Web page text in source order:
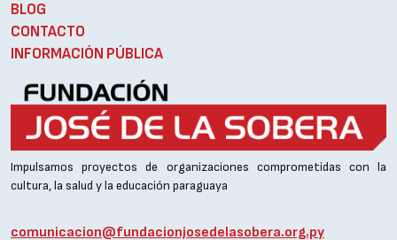
BLOG
CONTACTO
INFORMACIÓN PÚBLICA
Impulsamos proyectos de organizaciones comprometidas con la
cultura, la salud y la educación paraguaya
comunicacion@fundacionjosedelasobera.org.py